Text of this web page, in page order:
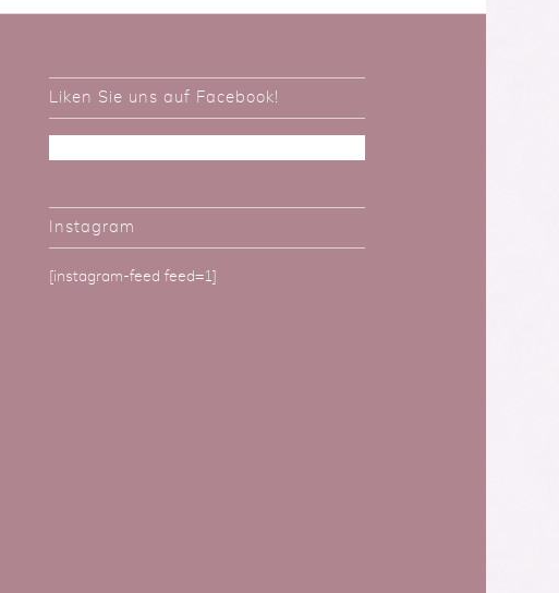
Liken Sie uns auf Facebook!
Instagram
[instagram-feed feed=1]